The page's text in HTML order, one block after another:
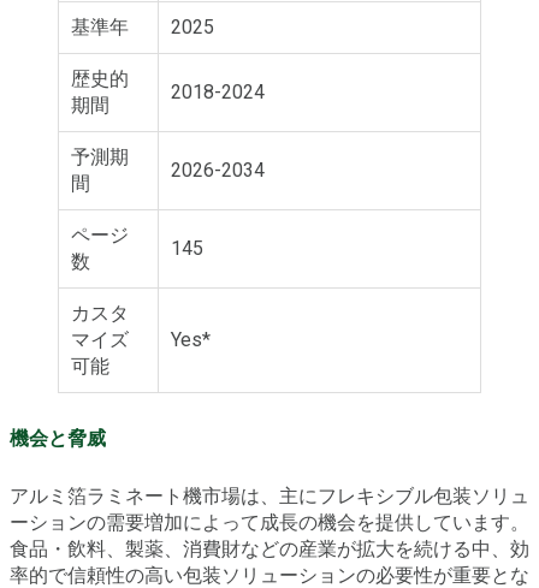
基準年 2025
歴史的
期間
2018-2024
予測期
間
2026-2034
ページ
数
145
カスタ
マイズ
可能
Yes*
機会と脅威
アルミ箔ラミネート機市場は、主にフレキシブル包装ソリュ
ーションの需要増加によって成長の機会を提供しています。
食品・飲料、製薬、消費財などの産業が拡大を続ける中、効
率的で信頼性の高い包装ソリューションの必要性が重要とな